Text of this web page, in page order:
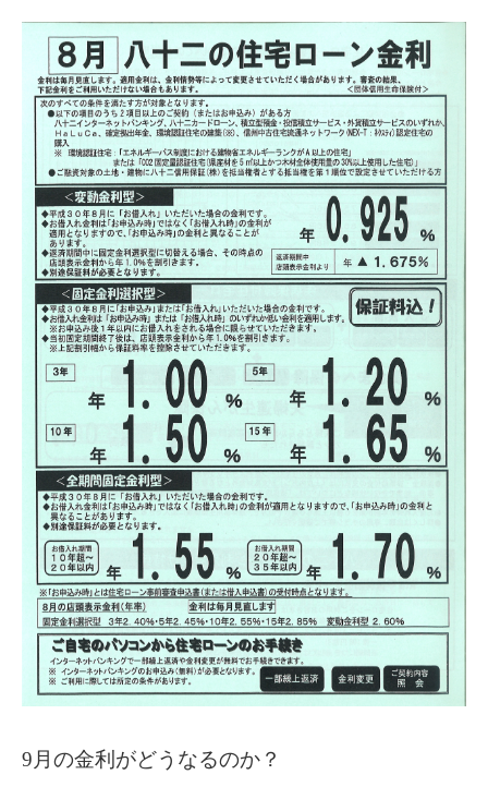
9月の金利がどうなるのか？